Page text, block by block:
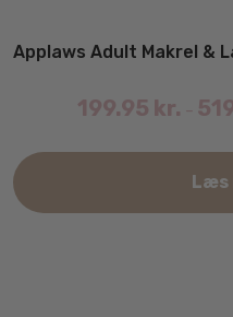
Applaws Adult Makrel &
199.95 kr. –
Læs